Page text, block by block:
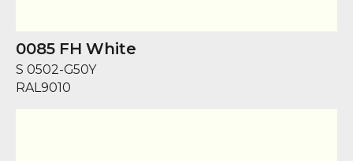
0085 FH White
S 0502-G50Y
RAL9010